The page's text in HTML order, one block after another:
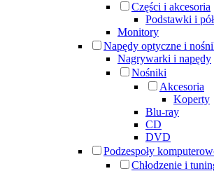
Części i akcesoria
Podstawki i
Monitory
Napędy optyczne i
Nagrywarki i napędy
Nośniki
Akcesoria
Koperty
Blu-ray
CD
DVD
Podzespoły
Chłodzenie i